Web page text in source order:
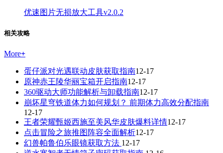
优速图片无损放大工具v2.0.2
相关攻略
More+
蛋仔派对光遇联动皮肤获取指南12-17
原神赤王陵华丽宝箱开启指南12-17
360驱动大师功能解析与卸载指南12-17
崩坏星穹铁道体力如何规划？ 前期体力高效分配指南
12-17
王者荣耀甄姬西施至美风华皮肤爆料详情12-17
点击冒险之旅推图阵容全面解析12-17
幻兽帕鲁伯乐眼镜获取方法 12-17